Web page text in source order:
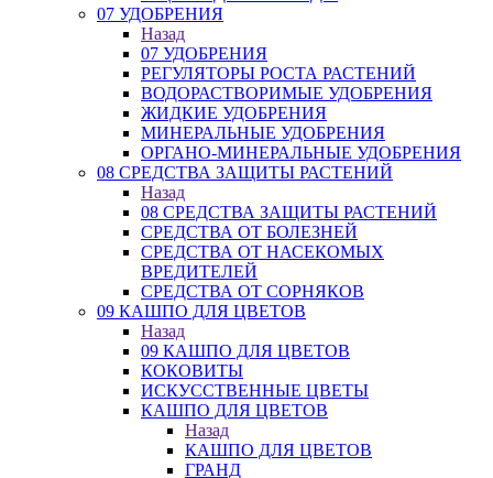
07 УДОБРЕНИЯ
Назад
07 УДОБРЕНИЯ
РЕГУЛЯТОРЫ РОСТА РАСТЕНИЙ
ВОДОРАСТВОРИМЫЕ УДОБРЕНИЯ
ЖИДКИЕ УДОБРЕНИЯ
МИНЕРАЛЬНЫЕ УДОБРЕНИЯ
ОРГАНО-МИНЕРАЛЬНЫЕ УДОБРЕНИЯ
08 СРЕДСТВА ЗАЩИТЫ РАСТЕНИЙ
Назад
08 СРЕДСТВА ЗАЩИТЫ РАСТЕНИЙ
СРЕДСТВА ОТ БОЛЕЗНЕЙ
СРЕДСТВА ОТ НАСЕКОМЫХ
ВРЕДИТЕЛЕЙ
СРЕДСТВА ОТ СОРНЯКОВ
09 КАШПО ДЛЯ ЦВЕТОВ
Назад
09 КАШПО ДЛЯ ЦВЕТОВ
КОКОВИТЫ
ИСКУССТВЕННЫЕ ЦВЕТЫ
КАШПО ДЛЯ ЦВЕТОВ
Назад
КАШПО ДЛЯ ЦВЕТОВ
ГРАНД